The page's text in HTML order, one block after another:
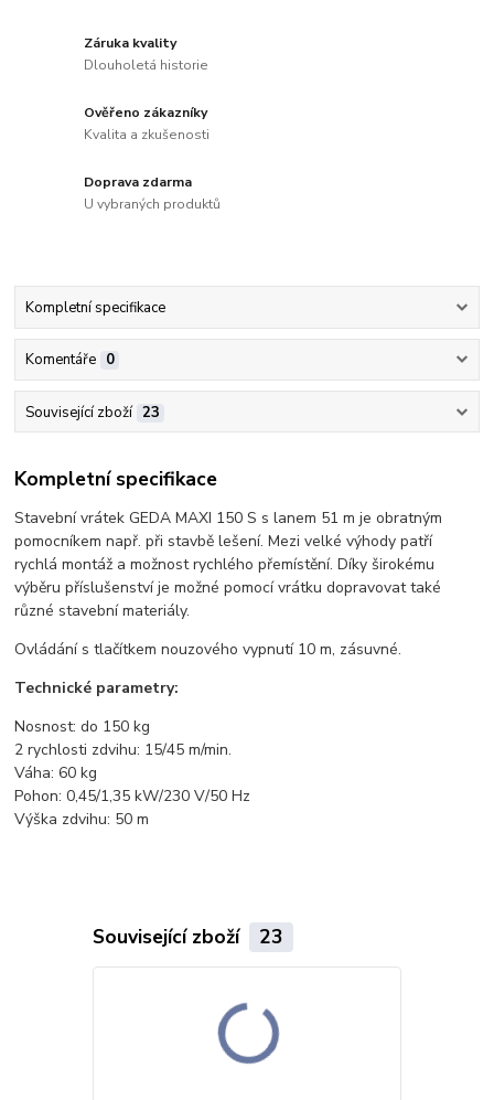
Záruka kvality
Dlouholetá historie
Ověřeno zákazníky
Kvalita a zkušenosti
Doprava zdarma
U vybraných produktů
Kompletní specifikace
Komentáře 0
Související zboží 23
Kompletní specifikace
Stavební vrátek GEDA MAXI 150 S s lanem 51 m je obratným
pomocníkem např. při stavbě lešení. Mezi velké výhody patří
rychlá montáž a možnost rychlého přemístění. Díky širokému
výběru příslušenství je možné pomocí vrátku dopravovat také
různé stavební materiály.
Ovládání s tlačítkem nouzového vypnutí 10 m, zásuvné.
Technické parametry:
Nosnost: do 150 kg
2 rychlosti zdvihu: 15/45 m/min.
Váha: 60 kg
Pohon: 0,45/1,35 kW/230 V/50 Hz
Výška zdvihu: 50 m
Související zboží 23